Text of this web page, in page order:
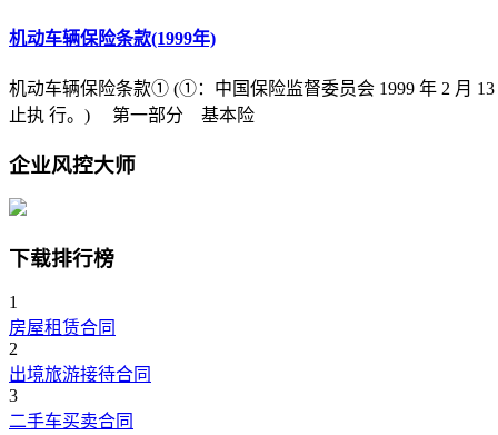
机动车辆保险条款(1999年)
机动车辆保险条款① (①：中国保险监督委员会 1999 年 2 月
止执 行。) 第一部分 基本险
企业风控大师
下载排行榜
1
房屋租赁合同
2
出境旅游接待合同
3
二手车买卖合同